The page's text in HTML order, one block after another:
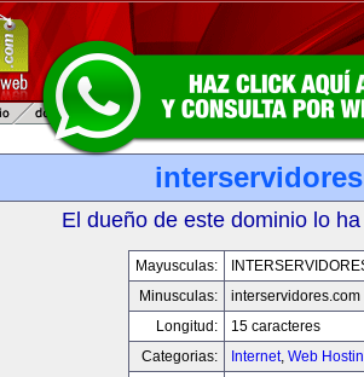
El dueño de este dominio lo
Mayusculas:
Minusculas:
interservidores.com
Longitud:
15 caracteres
Categorias:
Internet, Web